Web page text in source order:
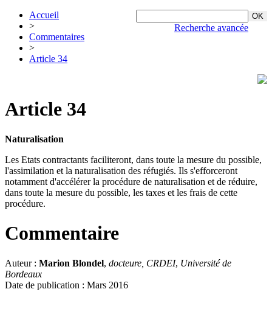
Recherche avancée
Accueil
>
Commentaires
>
Article 34
Article 34
Naturalisation
Les Etats contractants faciliteront, dans toute la mesure du possible,
l'assimilation et la naturalisation des réfugiés. Ils s'efforceront
notamment d'accélérer la procédure de naturalisation et de réduire,
dans toute la mesure du possible, les taxes et les frais de cette
procédure.
Commentaire
Auteur : Marion Blondel, docteure, CRDEI, Université de
Bordeaux
Date de publication : Mars 2016